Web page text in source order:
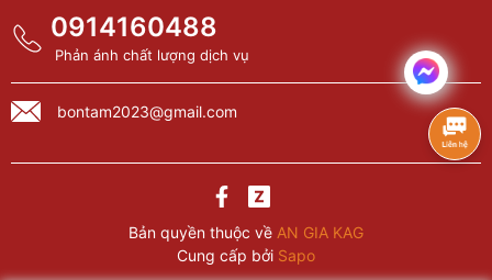
0914160488
Phản ánh chất lượng dịch vụ
bontam2023@gmail.com
Bản quyền thuộc về AN GIA KAG
Cung cấp bởi Sapo